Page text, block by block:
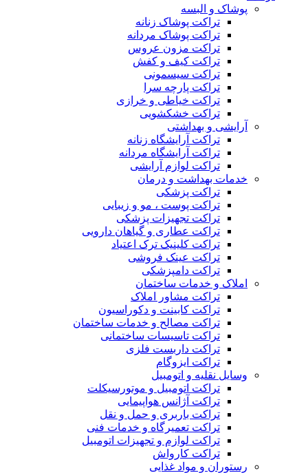
پوشاک و البسه
تراکت پوشاک زنانه
تراکت پوشاک مردانه
تراکت مزون عروس
تراکت کیف و کفش
تراکت سیسمونی
تراکت پارچه سرا
تراکت خیاطی و خرازی
تراکت خشکشویی
آرایشی و بهداشتی
تراکت آرایشگاه زنانه
تراکت آرایشگاه مردانه
تراکت لوازم آرایشی
خدمات بهداشت و درمان
تراکت پزشکی
تراکت پوست ، مو و زیبایی
تراکت تجهیزات پزشکی
تراکت عطاری و گیاهان دارویی
تراکت کلینیک ترک اعتیاد
تراکت عینک فروشی
تراکت دامپزشکی
املاک و خدمات ساختمان
تراکت مشاور املاک
تراکت کابینت و دکوراسیون
تراکت مصالح و خدمات ساختمان
تراکت تاسیسات ساختمانی
تراکت داربست فلزی
تراکت ایزوگام
وسایل نقلیه و اتومبیل
تراکت اتومبیل و موتورسیکلت
تراکت آژانس هواپیمایی
تراکت باربری و حمل و نقل
تراکت تعمیرگاه و خدمات فنی
تراکت لوازم و تجهیزات اتومبیل
تراکت کارواش
رستوران و مواد غذایی